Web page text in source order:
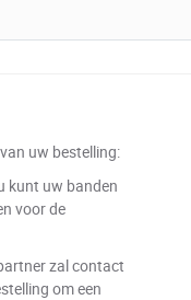
uw bestelling:
kunt uw banden
voor de
zal contact
om een